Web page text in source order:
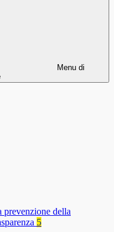
Menu di
prevenzione della
5